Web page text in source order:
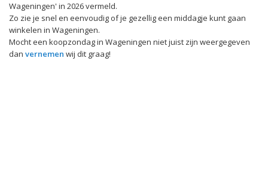
Wageningen' in 2026 vermeld.
Zo zie je snel en eenvoudig of je gezellig een middagje kunt gaan
winkelen in Wageningen.
Mocht een koopzondag in Wageningen niet juist zijn weergegeven
dan vernemen wij dit graag!